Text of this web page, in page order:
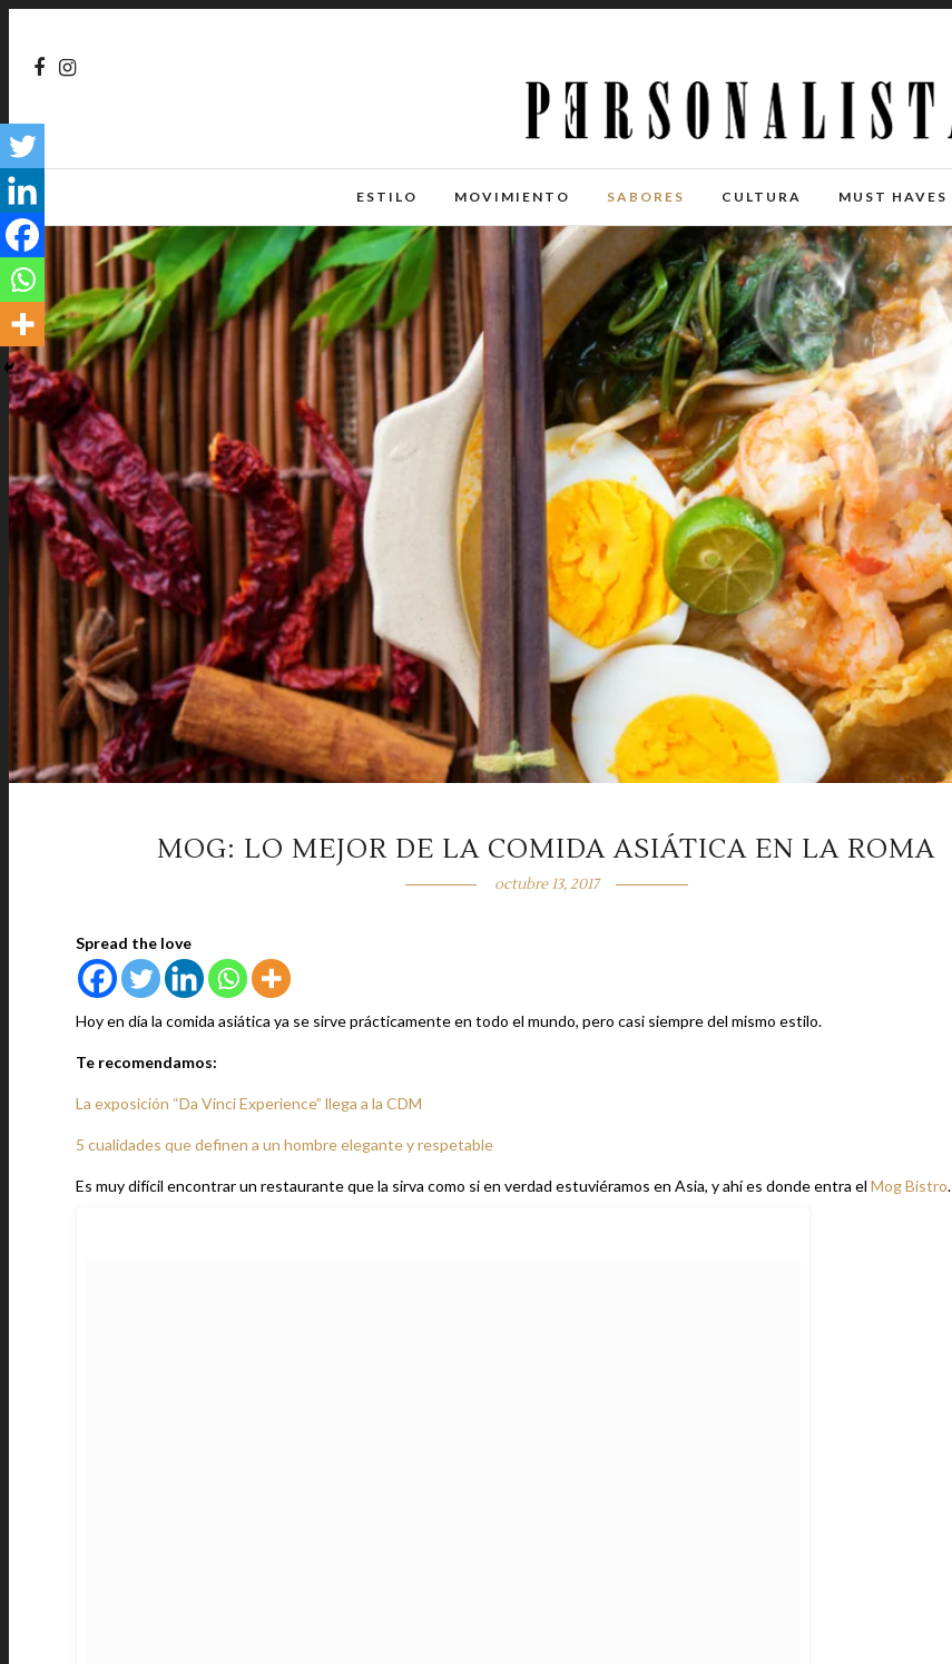
ESTILO MOVIMIENTO SABORES CULTURA MUST HAVES
MOG: LO MEJOR DE LA COMIDA ASIÁTICA EN LA ROMA
octubre 13, 2017
Spread the love
Hoy en día la comida asiática ya se sirve prácticamente en todo el mundo, pero casi siempre del mismo estilo.
Te recomendamos:
La exposición “Da Vinci Experience” llega a la CDM
5 cualidades que definen a un hombre elegante y respetable
Es muy difícil encontrar un restaurante que la sirva como si en verdad estuviéramos en Asia, y ahí es donde entra el Mog Bistro.